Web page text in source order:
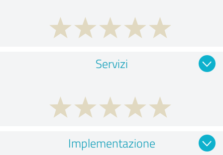
Servizi
Implementazione